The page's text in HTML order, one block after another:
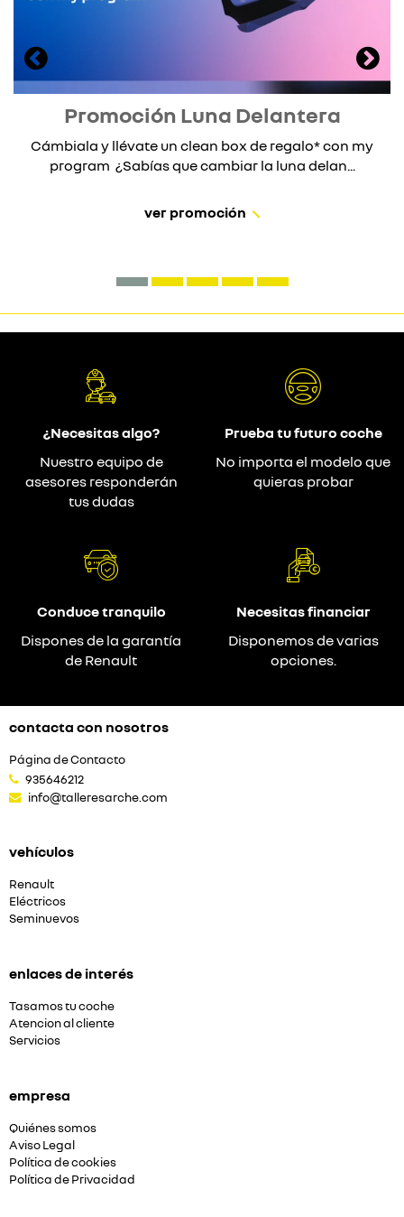
Promoción Luna Delantera
Cámbiala y llévate un clean box de regalo* con my
program ¿Sabías que cambiar la luna delan...
ver promoción
¿Necesitas algo?
Nuestro equipo de
asesores responderán
tus dudas
Prueba tu futuro coche
No importa el modelo que
quieras probar
Conduce tranquilo
Dispones de la garantía
de Renault
Necesitas financiar
Disponemos de varias
opciones.
contacta con nosotros
Página de Contacto
935646212
info@talleresarche.com
vehículos
Renault
Eléctricos
Seminuevos
enlaces de interés
Tasamos tu coche
Atencion al cliente
Servicios
empresa
Quiénes somos
Aviso Legal
Política de cookies
Política de Privacidad